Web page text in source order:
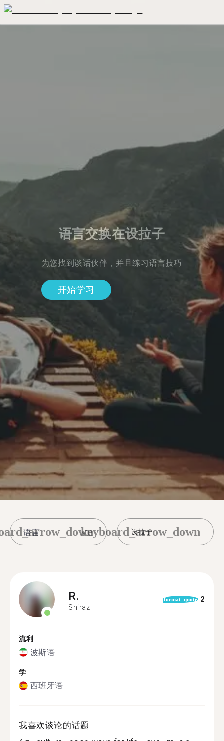
语言交换在设拉子
为您找到谈话伙伴，并且练习语言技巧
开始学习
设拉子
keyboard_arrow_down
R.
Shiraz
format_quote 2
流利
波斯语
学
西班牙语
我喜欢谈论的话题